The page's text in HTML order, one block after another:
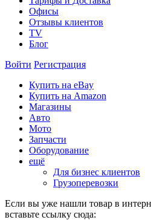
Офисы
Отзывы клиентов
TV
Блог
Войти Регистрация
Купить на eBay
Купить на Amazon
Магазины
Авто
Мото
Запчасти
Оборудование
ещё
Для бизнес клиентов
Грузоперевозки
Если вы уже нашли товар в
вставьте ссылку сюда: